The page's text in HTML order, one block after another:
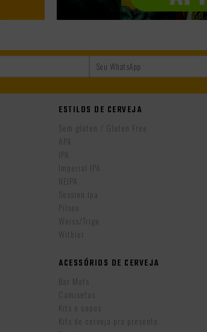
ESTILOS DE CERVEJA
Sem glúten / Gluten Free
APA
IPA
Imperial IPA
NEIPA
Session Ipa
Pilsen
Weiss/Trigo
Witbier
ACESSÓRIOS DE CERVEJA
Bar Mats
Camisetas
Kits e copos
Kits de cerveja pra presente